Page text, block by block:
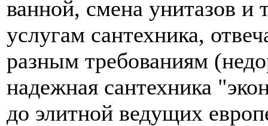
ванной, смена унитазов и
услугам сантехника,
разным требованиям
надежная сантехника
до элитной ведущих